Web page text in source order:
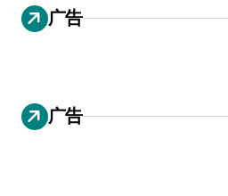
广告
广告